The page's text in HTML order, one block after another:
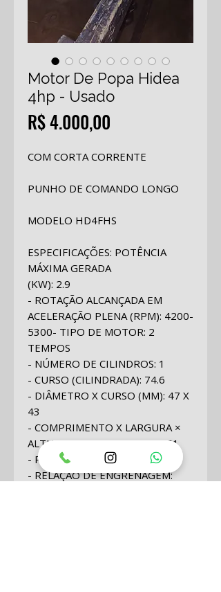
Motor De Popa Hidea
4hp - Usado
R$ 4.000,00
COM CORTA CORRENTE
PUNHO DE COMANDO LONGO
MODELO HD4FHS
ESPECIFICAÇÕES: POTÊNCIA
MÁXIMA GERADA
(KW): 2.9
- ROTAÇÃO ALCANÇADA EM
ACELERAÇÃO PLENA (RPM): 4200-
5300- TIPO DE MOTOR: 2
TEMPOS
- NÚMERO DE CILINDROS: 1
- CURSO (CILINDRADA): 74.6
- DIÂMETRO X CURSO (MM): 47 X
43
- COMPRIMENTO X LARGURA ×
ALTURA (MM): 680 X 288 X 961
- PESO (KG): 13
- RELAÇÃO DE ENGRENAGEM: